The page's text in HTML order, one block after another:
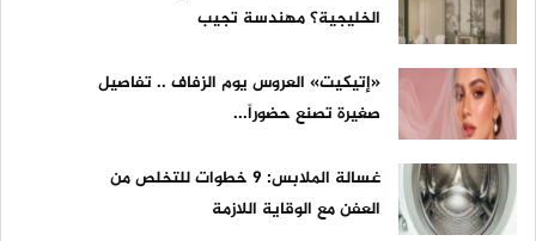
الخليجية؟ مهندسة تجيب
«إتيكيت» العروس يوم الزفاف .. تفاصيل
صغيرة تصنع حضوراً...
غسالة الملابس: 9 خطوات للتخلص من
العفن مع الوقاية اللازمة